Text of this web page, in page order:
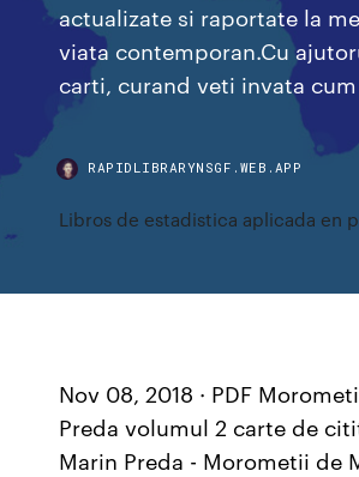
actualizate si raportate la
viata contemporan.Cu
carti, curand veti invata
RAPIDLIBRARYNSGF.WEB.APP
Libros de estadistica aplicada en
Nov 08, 2018 · PDF
Preda volumul 2 carte de
Marin Preda - Morometii de